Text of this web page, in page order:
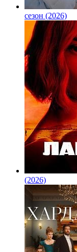
сезон (2026)
(2026)